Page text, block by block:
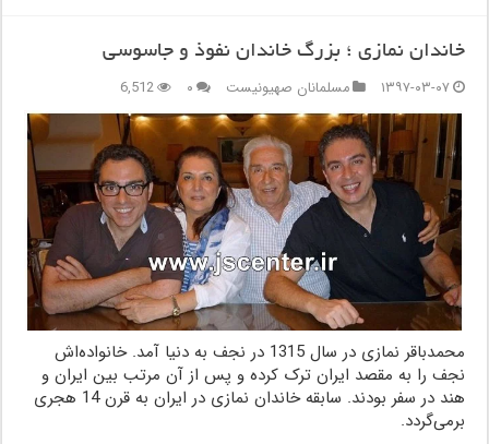
خاندان نمازی ؛ بزرگ خاندان نفوذ و جاسوسی
۱۳۹۷-۰۳-۰۷
مسلمانان صهیونیست ۰ 6,512
محمدباقر نمازی در سال 1315 در نجف به دنیا آمد. خانواده‌اش
نجف را به مقصد ایران ترک کرده و پس از آن مرتب بین ایران و
هند در سفر بودند. سابقه خاندان نمازی در ایران به قرن 14 هجری
برمی‌گردد.